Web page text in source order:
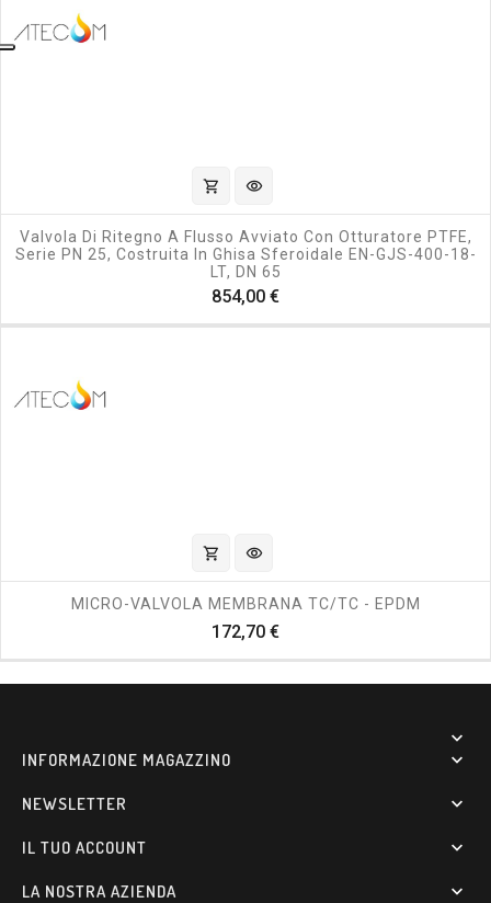
shopping_cart visibility
Valvola Di Ritegno A Flusso Avviato Con Otturatore PTFE,
Serie PN 25, Costruita In Ghisa Sferoidale EN-GJS-400-18-
LT, DN 65
854,00 €Prezzo
shopping_cart visibility
MICRO-VALVOLA MEMBRANA TC/TC - EPDM
172,70 €Prezzo

INFORMAZIONE MAGAZZINO 
NEWSLETTER 
IL TUO ACCOUNT 
LA NOSTRA AZIENDA 